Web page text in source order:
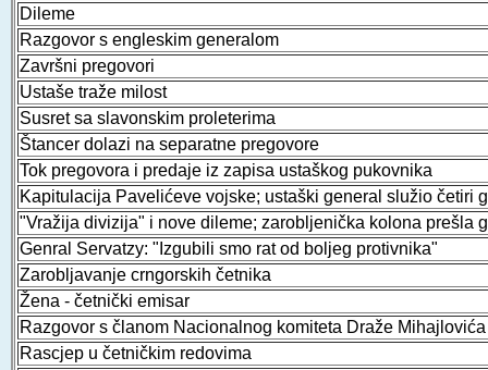
Dileme
Razgovor s engleskim generalom
Završni pregovori
Ustaše traže milost
Susret sa slavonskim proleterima
Štancer dolazi na separatne pregovore
Tok pregovora i predaje iz zapisa ustaškog pukovnika
Kapitulacija Pavelićeve vojske; ustaški general služio četiri
"Vražija divizija" i nove dileme; zarobljenička kolona prešla
Genral Servatzy: "Izgubili smo rat od boljeg protivnika"
Zarobljavanje crngorskih četnika
Žena - četnički emisar
Razgovor s članom Nacionalnog komiteta Draže Mihajlovića
Rascjep u četničkim redovima